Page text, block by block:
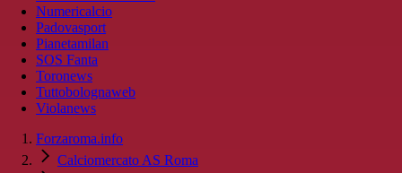
Numericalcio
Padovasport
Pianetamilan
SOS Fanta
Toronews
Tuttobolognaweb
Violanews
Forzaroma.info
Calciomercato AS Roma